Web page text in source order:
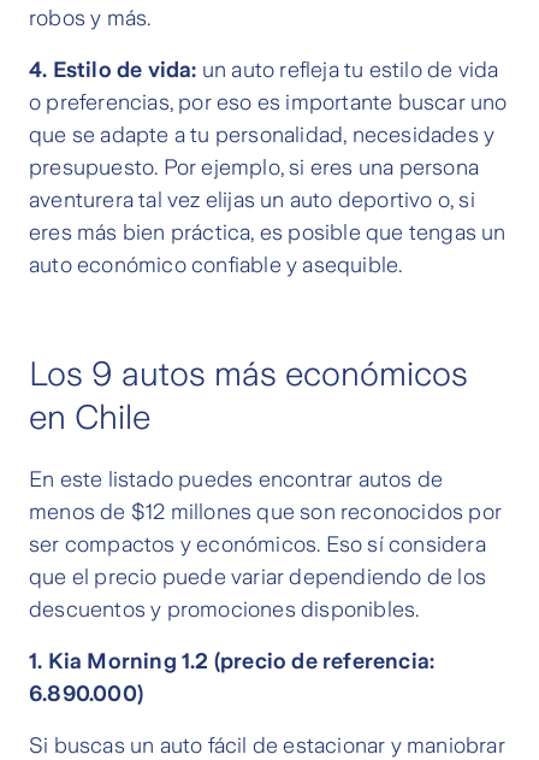
robos y más.
4. Estilo de vida: un auto refleja tu estilo de vida
o preferencias, por eso es importante buscar uno
que se adapte a tu personalidad, necesidades y
presupuesto. Por ejemplo, si eres una persona
aventurera tal vez elijas un auto deportivo o, si
eres más bien práctica, es posible que tengas un
auto económico confiable y asequible.
Los 9 autos más económicos
en Chile
En este listado puedes encontrar autos de
menos de $12 millones que son reconocidos por
ser compactos y económicos. Eso sí considera
que el precio puede variar dependiendo de los
descuentos y promociones disponibles.
1. Kia Morning 1.2 (precio de referencia:
6.890.000)
Si buscas un auto fácil de estacionar y maniobrar